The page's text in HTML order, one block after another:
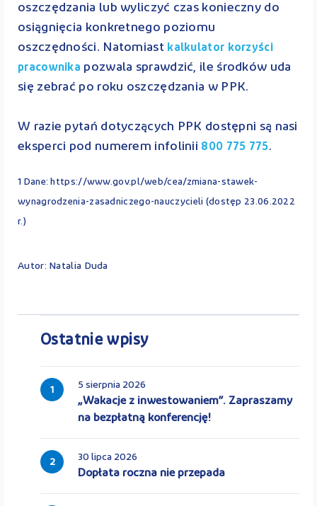
oszczędzania lub wyliczyć czas konieczny do
osiągnięcia konkretnego poziomu
oszczędności. Natomiast kalkulator korzyści
pracownika pozwala sprawdzić, ile środków uda
się zebrać po roku oszczędzania w PPK.
W razie pytań dotyczących PPK dostępni są nasi
eksperci pod numerem infolinii 800 775 775.
1 Dane: https://www.gov.pl/web/cea/zmiana-stawek-
wynagrodzenia-zasadniczego-nauczycieli (dostęp 23.06.2022
r.)
Autor: Natalia Duda
Ostatnie wpisy
1 5 sierpnia 2026
„Wakacje z inwestowaniem”. Zapraszamy
na bezpłatną konferencję!
2 30 lipca 2026
Dopłata roczna nie przepada